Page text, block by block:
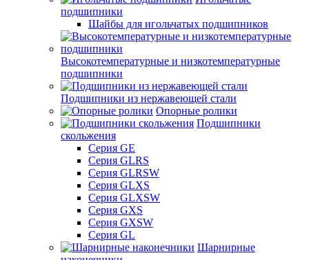
подшипники
Шайбы для игольчатых подшипников
Высокотемпературные и низкотемпературные
подшипники
Подшипники из нержавеющей стали
Опорные ролики
Подшипники
скольжения
Серия GE
Серия GLRS
Серия GLRSW
Серия GLXS
Серия GLXSW
Серия GXS
Серия GXSW
Серия GL
Шарнирные